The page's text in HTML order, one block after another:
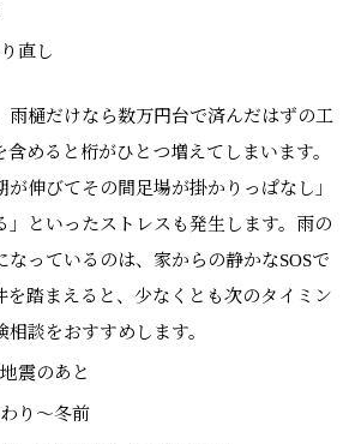
直し
雨樋だけなら数万円台で済んだはずの工
めると桁がひとつ増えてしまいます。
伸びてその間足場が掛かりっぱなし」
」といったストレスも発生します。雨の
なっているのは、家からの静かなSOSで
を踏まえると、少なくとも次のタイミン
談をおすすめします。
震のあと
り〜冬前